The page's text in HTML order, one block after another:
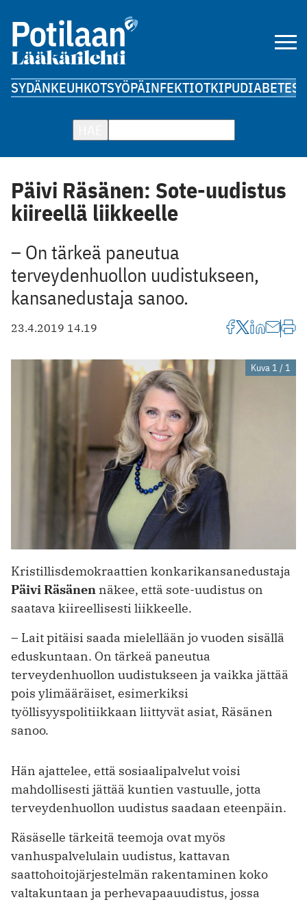
SYDÄNKEUHKOTSYÖPÄINFEKTIOTKIPUDIABETES
Päivi Räsänen: Sote-uudistus
kiireellä liikkeelle
– On tärkeä paneutua
terveydenhuollon uudistukseen,
kansanedustaja sanoo.
23.4.2019 14.19
Kuva 1 / 1
Kristillisdemokraattien konkarikansanedustaja
Päivi Räsänen näkee, että sote-uudistus on
saatava kiireellisesti liikkeelle.
– Lait pitäisi saada mielellään jo vuoden sisällä
eduskuntaan. On tärkeä paneutua
terveydenhuollon uudistukseen ja vaikka jättää
pois ylimääräiset, esimerkiksi
työllisyyspolitiikkaan liittyvät asiat, Räsänen
sanoo.
Hän ajattelee, että sosiaalipalvelut voisi
mahdollisesti jättää kuntien vastuulle, jotta
terveydenhuollon uudistus saadaan eteenpäin.
Räsäselle tärkeitä teemoja ovat myös
vanhuspalvelulain uudistus, kattavan
saattohoitojärjestelmän rakentaminen koko
valtakuntaan ja perhevapaauudistus, jossa